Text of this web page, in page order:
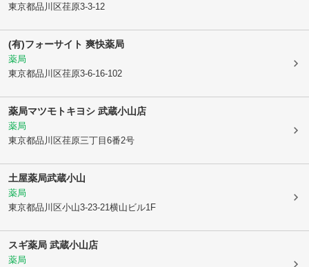
東京都品川区荏原3-3-12
(有)フォーサイト 爽快薬局
薬局
東京都品川区荏原3-6-16-102
薬局マツモトキヨシ 武蔵小山店
薬局
東京都品川区荏原三丁目6番2号
土屋薬局武蔵小山
薬局
東京都品川区小山3-23-21横山ビル1F
スギ薬局 武蔵小山店
薬局